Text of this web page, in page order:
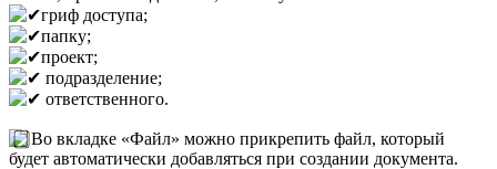
гриф доступа;
папку;
проект;
подразделение;
ответственного.
Во вкладке «Файл» можно прикрепить файл, который
будет автоматически добавляться при создании документа.